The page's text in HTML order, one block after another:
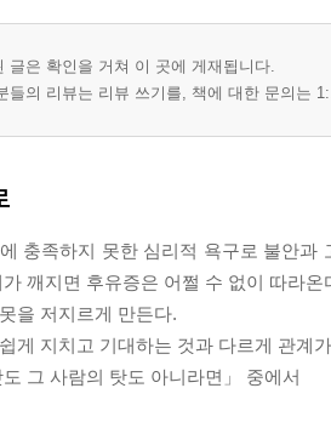
글은 확인을 거쳐 이 곳에 게재됩니다.
들의 리뷰는 리뷰 쓰기를, 책에 대한 문의는
충족하지 못한 심리적 욕구로 불안
가 깨지면 후유증은 어쩔 수 없이 따라
을 저지르게 만든다.
게 지치고 기대하는 것과 다르게 관계
그 사람의 탓도 아니라면」 중에서